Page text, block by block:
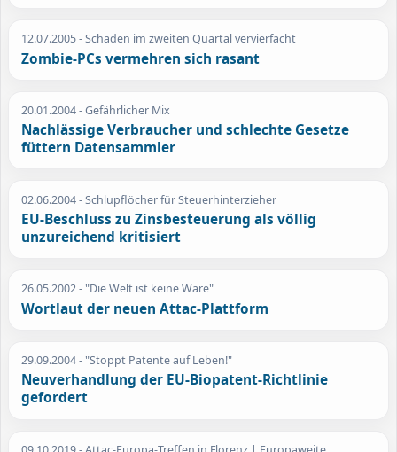
12.07.2005- Schäden im zweiten Quartal vervierfacht
Zombie-PCs vermehren sich rasant
20.01.2004- Gefährlicher Mix
Nachlässige Verbraucher und schlechte Gesetze
füttern Datensammler
02.06.2004- Schlupflöcher für Steuerhinterzieher
EU-Beschluss zu Zinsbesteuerung als völlig
unzureichend kritisiert
26.05.2002- "Die Welt ist keine Ware"
Wortlaut der neuen Attac-Plattform
29.09.2004- "Stoppt Patente auf Leben!"
Neuverhandlung der EU-Biopatent-Richtlinie
gefordert